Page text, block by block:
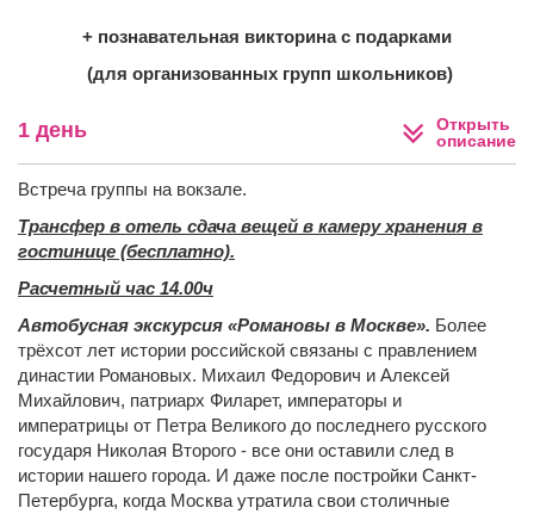
+ познавательная викторина с подарками
(для организованных групп школьников)
Открыть
описание
1 день
Встреча группы на вокзале.
Трансфер в отель сдача вещей в камеру хранения в
гостинице (бесплатно).
Расчетный час 14.00ч
Автобусная экскурсия «Романовы в Москве». Более
трёхсот лет истории российской связаны с правлением
династии Романовых. Михаил Федорович и Алексей
Михайлович, патриарх Филарет, императоры и
императрицы от Петра Великого до последнего русского
государя Николая Второго - все они оставили след в
истории нашего города. И даже после постройки Санкт-
Петербурга, когда Москва утратила свои столичные